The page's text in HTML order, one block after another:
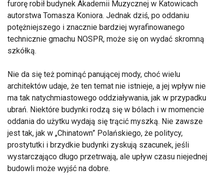
furorę robił budynek Akademii Muzycznej w Katowicach
autorstwa Tomasza Koniora. Jednak dziś, po oddaniu
potężniejszego i znacznie bardziej wyrafinowanego
technicznie gmachu NOSPR, może się on wydać skromną
szkółką.
Nie da się też pominąć panującej mody, choć wielu
architektów udaje, że ten temat nie istnieje, a jej wpływ nie
ma tak natychmiastowego oddziaływania, jak w przypadku
ubrań. Niektóre budynki rodzą się w bólach i w momencie
oddania do użytku wydają się trącić myszką. Nie zawsze
jest tak, jak w „Chinatown” Polańskiego, że politycy,
prostytutki i brzydkie budynki zyskują szacunek, jeśli
wystarczająco długo przetrwają, ale upływ czasu niejednej
budowli może wyjść na dobre.